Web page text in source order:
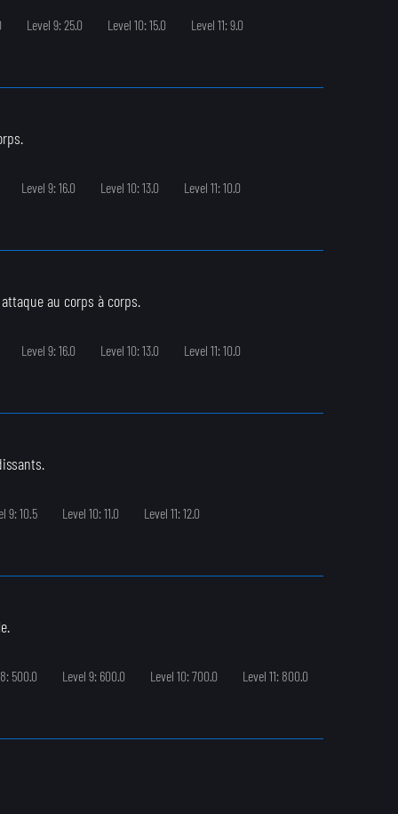
Level 9: 25.0 Level 10: 15.0
Level 11: 9.0
Level 9: 16.0 Level 10: 13.0
Level 11: 10.0
au corps à corps.
Level 9: 16.0 Level 10: 13.0
Level 11: 10.0
9: 10.5 Level 10: 11.0
Level 11: 12.0
500.0 Level 9: 600.0 Level 10: 700.0
Level 11: 800.0